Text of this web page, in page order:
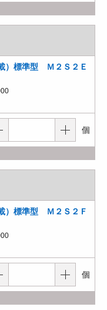
）標準型 Ｍ２Ｓ２Ｅ
個
）標準型 Ｍ２Ｓ２Ｆ
個